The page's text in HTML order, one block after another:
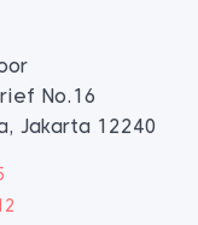
No.16
Jakarta 12240